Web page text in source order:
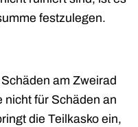
festzulegen.
am Zweirad
nicht für Schäden an
die Teilkasko ein,